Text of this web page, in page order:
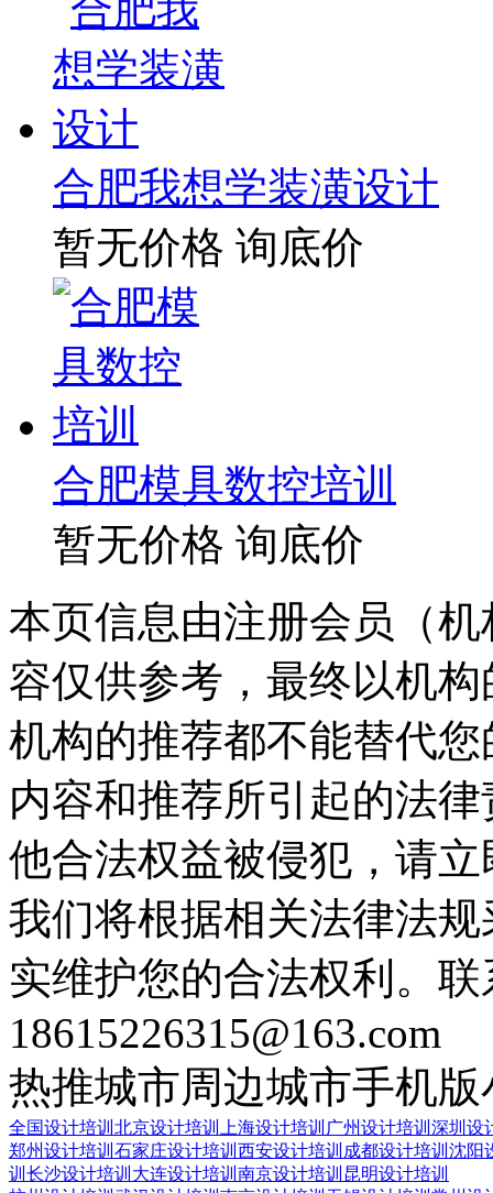
合肥我想学装潢设计
暂无价格 询底价
合肥模具数控培训
暂无价格 询底价
本页信息由注册会员（
容仅供参考，最终以机
机构的推荐都不能替代
内容和推荐所引起的法
他合法权益被侵犯，请
我们将根据相关法律法
实维护您的合法权利。
18615226315@163.com
热推城市周边城市手机版
全国设计培训 北京设计培训 上海设计培训 广州设计培训 深圳设
郑州设计培训 石家庄设计培训 西安设计培训 成都设计培训 沈阳
训 长沙设计培训 大连设计培训 南京设计培训 昆明设计培训